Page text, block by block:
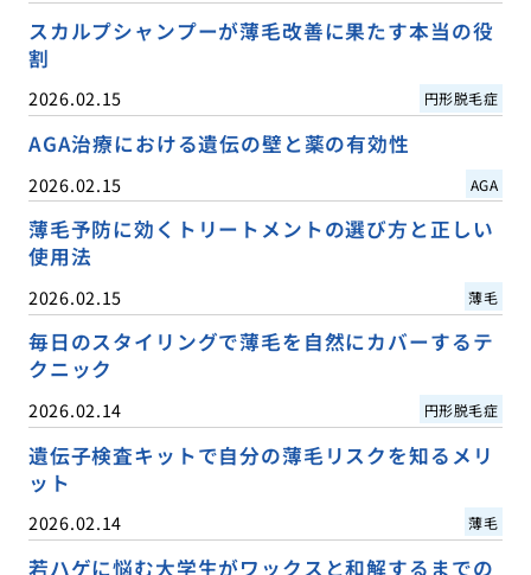
スカルプシャンプーが薄毛改善に果たす本当の役
割
2026.02.15 円形脱毛症
AGA治療における遺伝の壁と薬の有効性
2026.02.15 AGA
薄毛予防に効くトリートメントの選び方と正しい
使用法
2026.02.15 薄毛
毎日のスタイリングで薄毛を自然にカバーするテ
クニック
2026.02.14 円形脱毛症
遺伝子検査キットで自分の薄毛リスクを知るメリ
ット
2026.02.14 薄毛
若ハゲに悩む大学生がワックスと和解するまでの